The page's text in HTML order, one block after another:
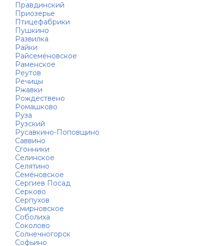
Правдинский
Приозерье
Птицефабрики
Пушкино
Развилка
Райки
Райсемёновское
Раменское
Реутов
Речицы
Ржавки
Рождествено
Ромашково
Руза
Рузский
Русавкино-Поповщино
Саввино
Сгонники
Селинское
Селятино
Семёновское
Сергиев Посад
Серково
Серпухов
Смирновское
Соболиха
Соколово
Солнечногорск
Софьино